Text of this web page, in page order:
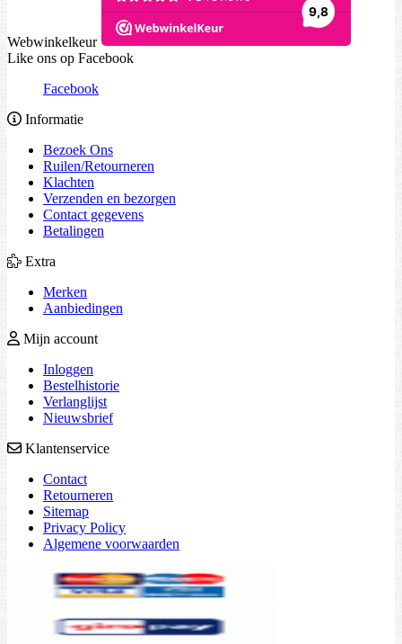
Webwinkelkeur
Like ons op Facebook
Facebook
Informatie
Bezoek Ons
Ruilen/Retourneren
Klachten
Verzenden en bezorgen
Contact gegevens
Betalingen
Extra
Merken
Aanbiedingen
Mijn account
Inloggen
Bestelhistorie
Verlanglijst
Nieuwsbrief
Klantenservice
Contact
Retourneren
Sitemap
Privacy Policy
Algemene voorwaarden